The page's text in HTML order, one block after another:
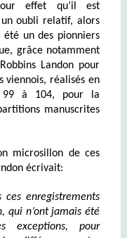
effet qu’il est
oubli relatif, alors
un des pionniers
grâce notamment
Landon pour
viennois, réalisés en
99 à 104, pour la
manuscrites
microsillon de ces
écrivait:
ces enregistrements
qui n’ont jamais été
exceptions, pour